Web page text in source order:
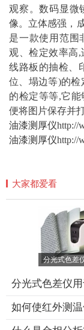
观察。数码显微
像。立体感强，
是一款使用范围
观、检定效率高,
线路板的抽检、
位、塌边等)的检
的检定等等,它
便将图片保存并打
油漆测厚仪
油漆测厚仪http://
大家都爱看
分光式色差仪
如何使红外测